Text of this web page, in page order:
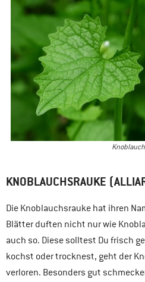
KNOBLAUCHSRAUKE
Die Knoblauchsrauke hat ihren
Blätter duften nicht nur wie
auch so. Diese solltest Du frisch
kochst oder trocknest, geht der
verloren. Besonders gut